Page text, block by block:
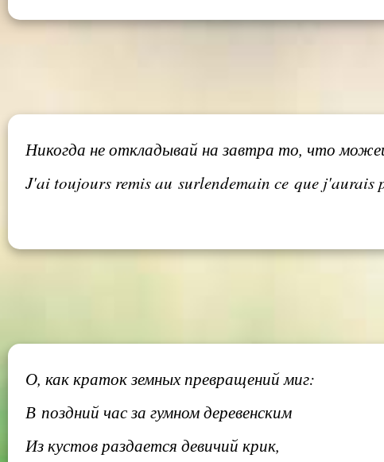
Никогда не откладывай на завтра то, что
J'ai toujours remis au surlendemain ce que
О, как краток земных превращений миг:
В поздний час за гумном деревенским
Из кустов раздается девичий крик,